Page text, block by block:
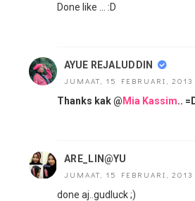
Done like ... :D
AYUE REJALUDDIN
JUMAAT, 15 FEBRUARI, 2013
Thanks kak @ Mia Kassim..
ARE_LIN@YU
JUMAAT, 15 FEBRUARI, 2013
done aj..gudluck ;)